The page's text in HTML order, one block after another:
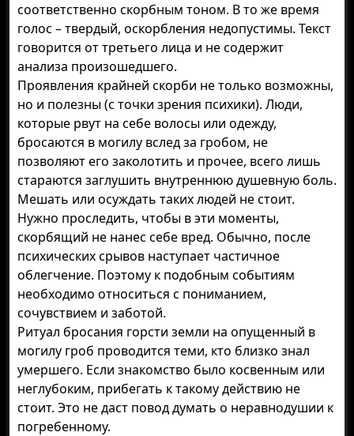
соответственно скорбным тоном. В то же время
голос – твердый, оскорбления недопустимы. Текст
говорится от третьего лица и не содержит
анализа произошедшего.
Проявления крайней скорби не только возможны,
но и полезны (с точки зрения психики). Люди,
которые рвут на себе волосы или одежду,
бросаются в могилу вслед за гробом, не
позволяют его заколотить и прочее, всего лишь
стараются заглушить внутреннюю душевную боль.
Мешать или осуждать таких людей не стоит.
Нужно проследить, чтобы в эти моменты,
скорбящий не нанес себе вред. Обычно, после
психических срывов наступает частичное
облегчение. Поэтому к подобным событиям
необходимо относиться с пониманием,
сочувствием и заботой.
Ритуал бросания горсти земли на опущенный в
могилу гроб проводится теми, кто близко знал
умершего. Если знакомство было косвенным или
неглубоким, прибегать к такому действию не
стоит. Это не даст повод думать о неравнодушии к
погребенному.